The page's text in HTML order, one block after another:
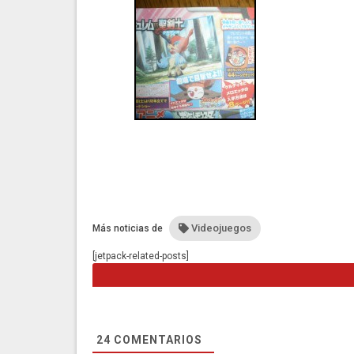
Más noticias de Videojuegos
[jetpack-related-posts]
24 COMENTARIOS